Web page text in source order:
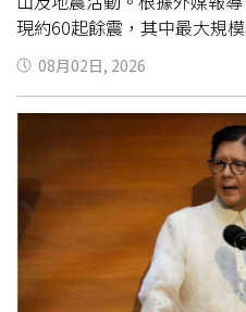
usp=sharing申請書下載網
址： https://
usp=sharing
現約60起餘震，其中最大規
巴科利（Bacoli）及那不勒
以震央附近的波佐利最為嚴重
分倒塌，大量瓦礫壓毀停放
危樓，安全檢查仍持續進行
居民因擔心房屋倒塌，便在
示，仍有山體持續崩塌的風
「簡直是奇蹟」，並批評當
體存在安全問題，卻未及時
穆蘇梅奇（Nello Musumeci
地火山活動尚未結束，仍然
08月02日, 2026